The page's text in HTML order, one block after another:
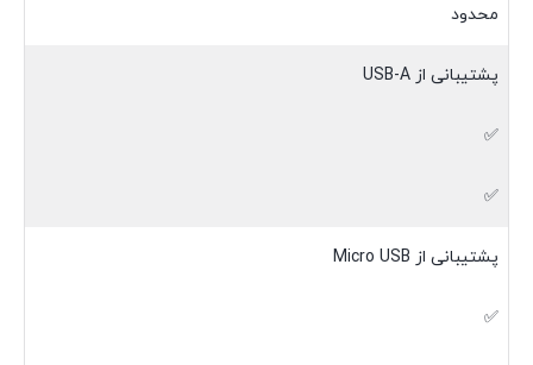
محدود
پشتیبانی از USB-A
✅
✅
پشتیبانی از Micro USB
✅